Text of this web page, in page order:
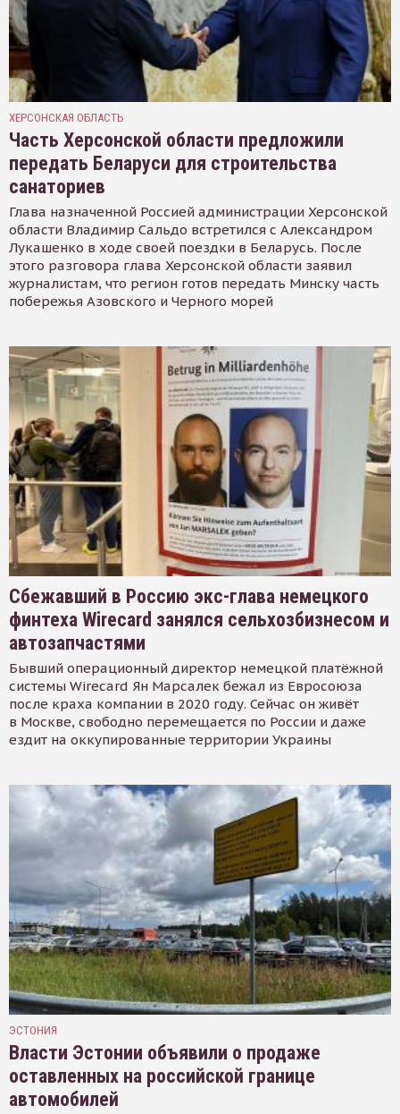
ХЕРСОНСКАЯ ОБЛАСТЬ
Часть Херсонской области предложили
передать Беларуси для строительства
санаториев
Глава назначенной Россией администрации Херсонской
области Владимир Сальдо встретился с Александром
Лукашенко в ходе своей поездки в Беларусь. После
этого разговора глава Херсонской области заявил
журналистам, что регион готов передать Минску часть
побережья Азовского и Черного морей
Сбежавший в Россию экс-глава немецкого
финтеха Wirecard занялся сельхозбизнесом и
автозапчастями
Бывший операционный директор немецкой платёжной
системы Wirecard Ян Марсалек бежал из Евросоюза
после краха компании в 2020 году. Сейчас он живёт
в Москве, свободно перемещается по России и даже
ездит на оккупированные территории Украины
ЭСТОНИЯ
Власти Эстонии объявили о продаже
оставленных на российской границе
автомобилей